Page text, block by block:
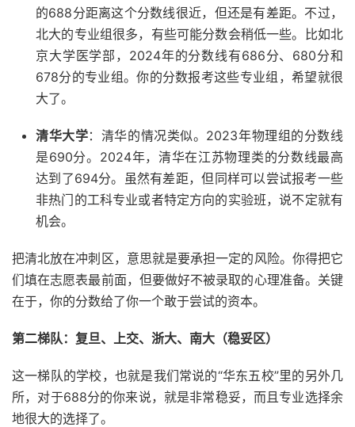
的688分距离这个分数线很近，但还是有差距。不过，
北大的专业组很多，有些可能分数会稍低一些。比如北
京大学医学部，2024年的分数线有686分、680分和
678分的专业组。你的分数报考这些专业组，希望就很
大了。
清华大学：清华的情况类似。2023年物理组的分数线
是690分。2024年，清华在江苏物理类的分数线最高
达到了694分。虽然有差距，但同样可以尝试报考一些
非热门的工科专业或者特定方向的实验班，说不定就有
机会。
把清北放在冲刺区，意思就是要承担一定的风险。你得把它
们填在志愿表最前面，但要做好不被录取的心理准备。关键
在于，你的分数给了你一个敢于尝试的资本。
第二梯队：复旦、上交、浙大、南大（稳妥区）
这一梯队的学校，也就是我们常说的“华东五校”里的另外几
所，对于688分的你来说，就是非常稳妥，而且专业选择余
地很大的选择了。